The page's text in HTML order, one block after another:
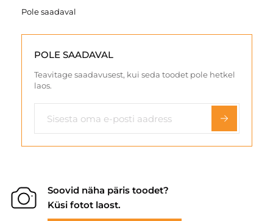
Pole saadaval
POLE SAADAVAL
Teavitage saadavusest, kui seda toodet pole hetkel
laos.
Soovid näha päris toodet?
Küsi fotot laost.